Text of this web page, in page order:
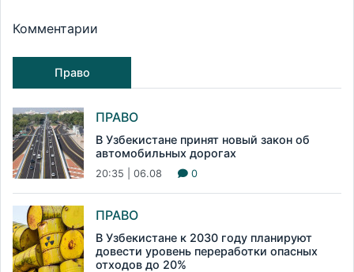
Комментарии
Право
ПРАВО
В Узбекистане принят новый закон об
автомобильных дорогах
20:35 | 06.08 0
ПРАВО
В Узбекистане к 2030 году планируют
довести уровень переработки опасных
отходов до 20%